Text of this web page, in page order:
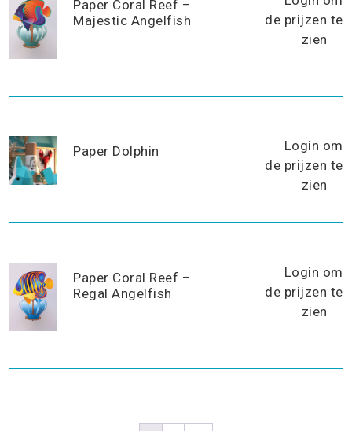
Paper Coral Reef –
Majestic Angelfish
de prijzen te
zien
Paper Dolphin
Login om
de prijzen te
zien
Paper Coral Reef –
Regal Angelfish
Login om
de prijzen te
zien